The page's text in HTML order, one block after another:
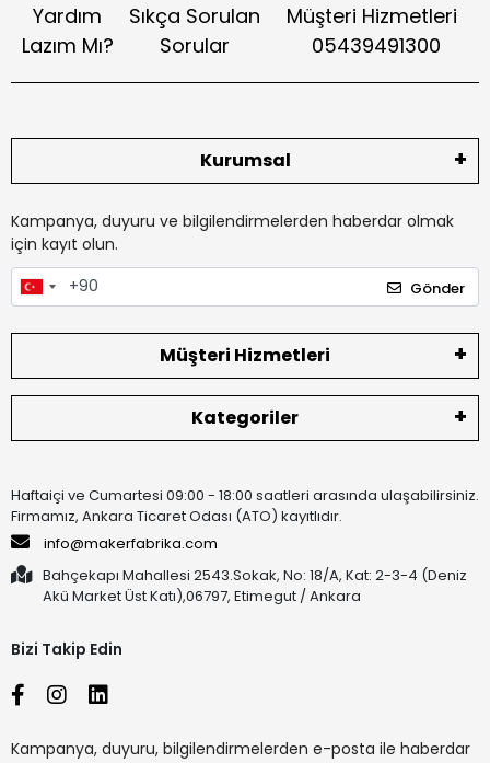
Yardım
Lazım Mı?
Sıkça Sorulan
Sorular
Müşteri Hizmetleri
05439491300
Kurumsal
Kampanya, duyuru ve bilgilendirmelerden haberdar olmak
için kayıt olun.
Gönder
Müşteri Hizmetleri
Kategoriler
Haftaiçi ve Cumartesi 09:00 - 18:00 saatleri arasında ulaşabilirsiniz.
Firmamız, Ankara Ticaret Odası (ATO) kayıtlıdır.
info@makerfabrika.com
Bahçekapı Mahallesi 2543.Sokak, No: 18/A, Kat: 2-3-4 (Deniz
Akü Market Üst Katı),06797, Etimegut / Ankara
Bizi Takip Edin
Kampanya, duyuru, bilgilendirmelerden e-posta ile haberdar